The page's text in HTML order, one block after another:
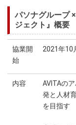
パソナグループ
ジェクト』概要
協業開
始
2021年10
内容
AVITAの
発と人材
を目指す